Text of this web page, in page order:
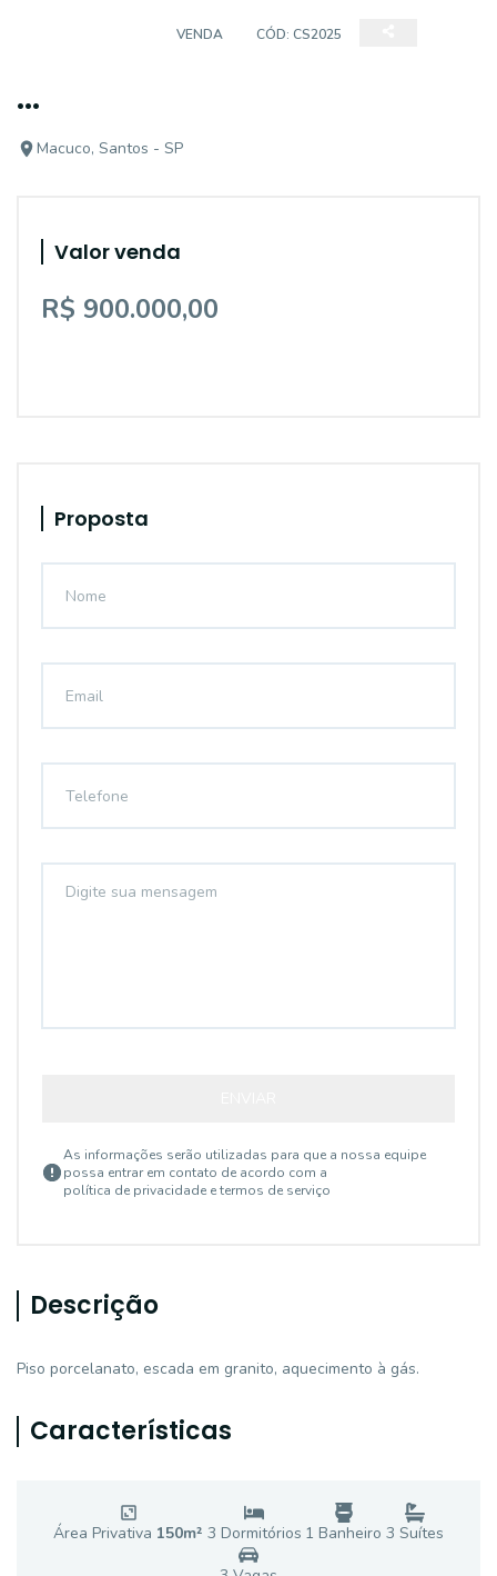
VENDA CÓD: CS2025
...
Macuco, Santos - SP
Valor venda
R$ 900.000,00
Proposta
As informações serão utilizadas para que a nossa equipe
possa entrar em contato de acordo com a
política de privacidade e termos de serviço
Descrição
Piso porcelanato, escada em granito, aquecimento à gás.
Características
Área Privativa 150m² 3 Dormitórios 1 Banheiro 3 Suítes